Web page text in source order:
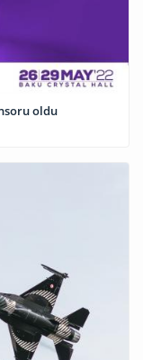
baş sponsoru oldu